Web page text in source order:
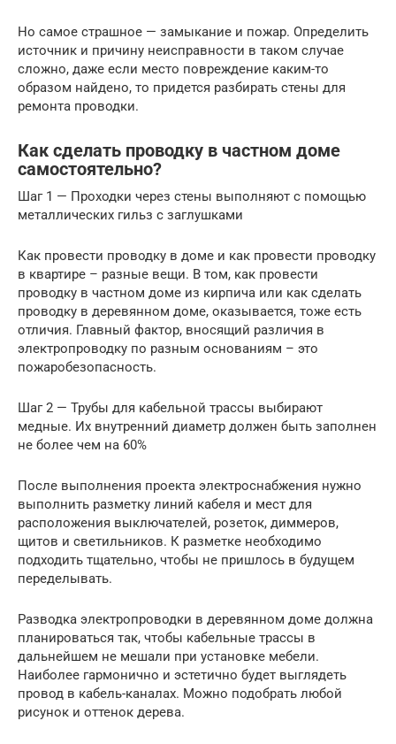
Но самое страшное — замыкание и пожар. Определить
источник и причину неисправности в таком случае
сложно, даже если место повреждение каким-то
образом найдено, то придется разбирать стены для
ремонта проводки.
Как сделать проводку в частном доме
самостоятельно?
Шаг 1 — Проходки через стены выполняют с помощью
металлических гильз с заглушками
Как провести проводку в доме и как провести проводку
в квартире – разные вещи. В том, как провести
проводку в частном доме из кирпича или как сделать
проводку в деревянном доме, оказывается, тоже есть
отличия. Главный фактор, вносящий различия в
электропроводку по разным основаниям – это
пожаробезопасность.
Шаг 2 — Трубы для кабельной трассы выбирают
медные. Их внутренний диаметр должен быть заполнен
не более чем на 60%
После выполнения проекта электроснабжения нужно
выполнить разметку линий кабеля и мест для
расположения выключателей, розеток, диммеров,
щитов и светильников. К разметке необходимо
подходить тщательно, чтобы не пришлось в будущем
переделывать.
Разводка электропроводки в деревянном доме должна
планироваться так, чтобы кабельные трассы в
дальнейшем не мешали при установке мебели.
Наиболее гармонично и эстетично будет выглядеть
провод в кабель-каналах. Можно подобрать любой
рисунок и оттенок дерева.